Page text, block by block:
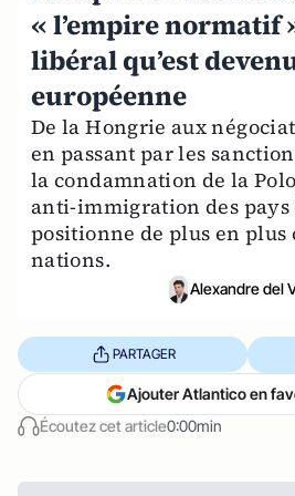
« l’empire normatif
libéral qu’est
européenne
De la Hongrie aux
en passant par les
la condamnation de la
anti-immigration des pays
positionne de plus en plus
nations.
Alexandre del
Écoutez cet article0:00min
PARTAGER
Ajouter Atlantico en